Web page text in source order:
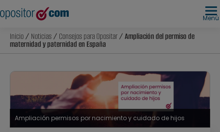
Menú
Inicio/ Noticias/ Consejos para Opositar/ Ampliación del permiso de
maternidad y paternidad en España
Ampliación permisos por nacimiento y cuidado de hijos